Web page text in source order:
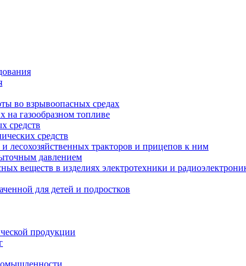
во взрывоопасных средах
на газообразном топливе
средств
средств
лесохозяйственных тракторов и прицепов к ним
давлением
веществ в изделиях электротехники и
для детей и подростков
продукции